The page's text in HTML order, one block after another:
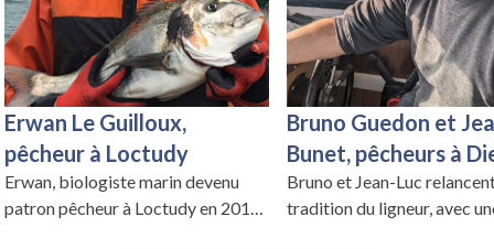
Erwan Le Guilloux,
pêcheur à Loctudy
Erwan, biologiste marin devenu
patron pêcheur à Loctudy en 2017,
Bruno Guedon et
Bunet, pêcheurs à
Bruno et Jean-Luc
tradition du ligneur, avec